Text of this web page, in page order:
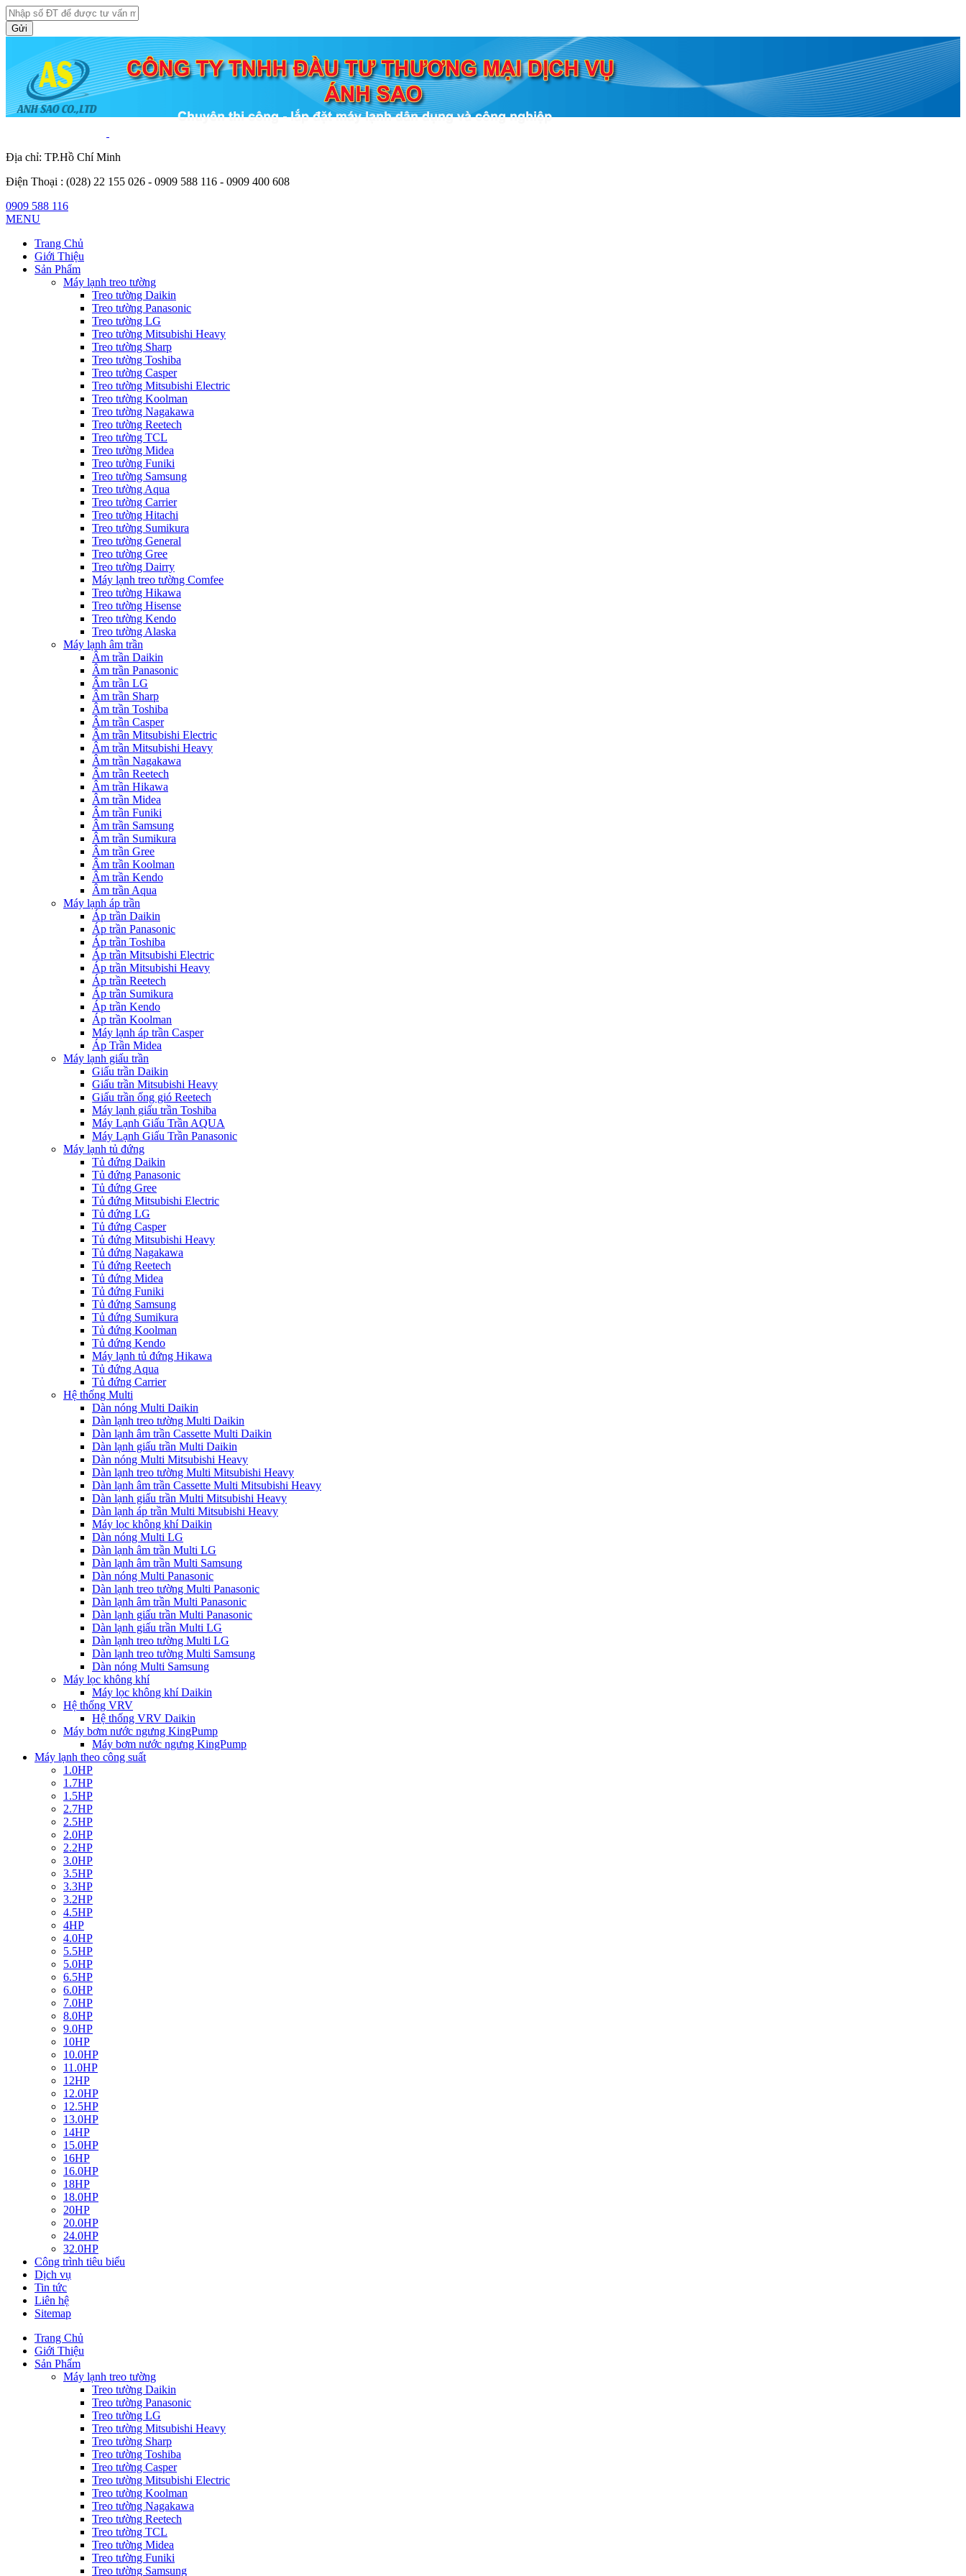
Gửi
Địa chỉ: TP.Hồ Chí Minh
Điện Thoại : (028) 22 155 026 - 0909 588 116 - 0909 400 608
0909 588 116
MENU
Trang Chủ
Giới Thiệu
Sản Phẩm
Máy lạnh treo tường
Treo tường Daikin
Treo tường Panasonic
Treo tường LG
Treo tường Mitsubishi Heavy
Treo tường Sharp
Treo tường Toshiba
Treo tường Casper
Treo tường Mitsubishi Electric
Treo tường Koolman
Treo tường Nagakawa
Treo tường Reetech
Treo tường TCL
Treo tường Midea
Treo tường Funiki
Treo tường Samsung
Treo tường Aqua
Treo tường Carrier
Treo tường Hitachi
Treo tường Sumikura
Treo tường General
Treo tường Gree
Treo tường Dairry
Máy lạnh treo tường Comfee
Treo tường Hikawa
Treo tường Hisense
Treo tường Kendo
Treo tường Alaska
Máy lạnh âm trần
Âm trần Daikin
Âm trần Panasonic
Âm trần LG
Âm trần Sharp
Âm trần Toshiba
Âm trần Casper
Âm trần Mitsubishi Electric
Âm trần Mitsubishi Heavy
Âm trần Nagakawa
Âm trần Reetech
Âm trần Hikawa
Âm trần Midea
Âm trần Funiki
Âm trần Samsung
Âm trần Sumikura
Âm trần Gree
Âm trần Koolman
Âm trần Kendo
Âm trần Aqua
Máy lạnh áp trần
Áp trần Daikin
Áp trần Panasonic
Áp trần Toshiba
Áp trần Mitsubishi Electric
Áp trần Mitsubishi Heavy
Áp trần Reetech
Áp trần Sumikura
Áp trần Kendo
Áp trần Koolman
Máy lạnh áp trần Casper
Áp Trần Midea
Máy lạnh giấu trần
Giấu trần Daikin
Giấu trần Mitsubishi Heavy
Giấu trần ống gió Reetech
Máy lạnh giấu trần Toshiba
Máy Lạnh Giấu Trần AQUA
Máy Lạnh Giấu Trần Panasonic
Máy lạnh tủ đứng
Tủ đứng Daikin
Tủ đứng Panasonic
Tủ đứng Gree
Tủ đứng Mitsubishi Electric
Tủ đứng LG
Tủ đứng Casper
Tủ đứng Mitsubishi Heavy
Tủ đứng Nagakawa
Tủ đứng Reetech
Tủ đứng Midea
Tủ đứng Funiki
Tủ đứng Samsung
Tủ đứng Sumikura
Tủ đứng Koolman
Tủ đứng Kendo
Máy lạnh tủ đứng Hikawa
Tủ đứng Aqua
Tủ đứng Carrier
Hệ thống Multi
Dàn nóng Multi Daikin
Dàn lạnh treo tường Multi Daikin
Dàn lạnh âm trần Cassette Multi Daikin
Dàn lạnh giấu trần Multi Daikin
Dàn nóng Multi Mitsubishi Heavy
Dàn lạnh treo tường Multi Mitsubishi Heavy
Dàn lạnh âm trần Cassette Multi Mitsubishi Heavy
Dàn lạnh giấu trần Multi Mitsubishi Heavy
Dàn lạnh áp trần Multi Mitsubishi Heavy
Máy lọc không khí Daikin
Dàn nóng Multi LG
Dàn lạnh âm trần Multi LG
Dàn lạnh âm trần Multi Samsung
Dàn nóng Multi Panasonic
Dàn lạnh treo tường Multi Panasonic
Dàn lạnh âm trần Multi Panasonic
Dàn lạnh giấu trần Multi Panasonic
Dàn lạnh giấu trần Multi LG
Dàn lạnh treo tường Multi LG
Dàn lạnh treo tường Multi Samsung
Dàn nóng Multi Samsung
Máy lọc không khí
Máy lọc không khí Daikin
Hệ thống VRV
Hệ thống VRV Daikin
Máy bơm nước ngưng KingPump
Máy bơm nước ngưng KingPump
Máy lạnh theo công suất
1.0HP
1.7HP
1.5HP
2.7HP
2.5HP
2.0HP
2.2HP
3.0HP
3.5HP
3.3HP
3.2HP
4.5HP
4HP
4.0HP
5.5HP
5.0HP
6.5HP
6.0HP
7.0HP
8.0HP
9.0HP
10HP
10.0HP
11.0HP
12HP
12.0HP
12.5HP
13.0HP
14HP
15.0HP
16HP
16.0HP
18HP
18.0HP
20HP
20.0HP
24.0HP
32.0HP
Công trình tiêu biểu
Dịch vụ
Tin tức
Liên hệ
Sitemap
Trang Chủ
Giới Thiệu
Sản Phẩm
Máy lạnh treo tường
Treo tường Daikin
Treo tường Panasonic
Treo tường LG
Treo tường Mitsubishi Heavy
Treo tường Sharp
Treo tường Toshiba
Treo tường Casper
Treo tường Mitsubishi Electric
Treo tường Koolman
Treo tường Nagakawa
Treo tường Reetech
Treo tường TCL
Treo tường Midea
Treo tường Funiki
Treo tường Samsung